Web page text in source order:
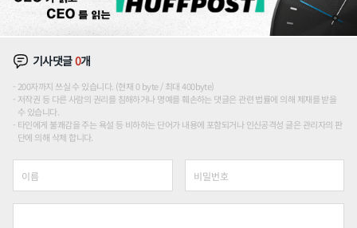
기사댓글0개
200자까지 쓰실 수 있습니다. (현재 0 byte / 최대 400byte)
저작권 등 다른 사람의 권리를 침해하거나 명예를 훼손하는 댓글은 관련 법률에 의해 제재를 받을
수 있습니다.
타인에게 불쾌감을 주는 욕설 등 비하하는 단어가 내용에 포함되거나 인신공격성 글은 관리자의 판
단에 의해 삭제 합니다.